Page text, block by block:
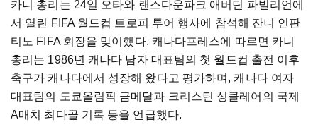
카니 총리는 24일 오타와 랜스다운파크 애버딘 파빌리언에
서 열린 FIFA 월드컵 트로피 투어 행사에 참석해 잔니 인판
티노 FIFA 회장을 맞이했다. 캐나다프레스에 따르면 카니
총리는 1986년 캐나다 남자 대표팀의 첫 월드컵 출전 이후
축구가 캐나다에서 성장해 왔다고 평가하며, 캐나다 여자
대표팀의 도쿄올림픽 금메달과 크리스틴 싱클레어의 국제
A매치 최다골 기록 등을 언급했다.